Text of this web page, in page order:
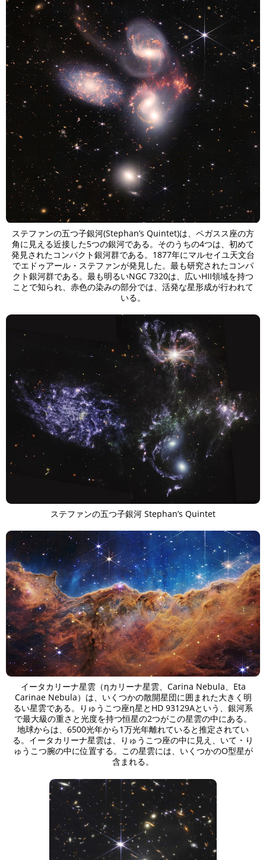
ステファンの五つ子銀河(Stephan’s Quintet)は、ペガスス座の方
角に見える近接した5つの銀河である。そのうちの4つは、初めて
発見されたコンパクト銀河群である。1877年にマルセイユ天文台
でエドゥアール・ステファンが発見した。最も研究されたコンパ
クト銀河群である。最も明るいNGC 7320は、広いHII領域を持つ
ことで知られ、赤色の染みの部分では、活発な星形成が行われて
いる。
ステファンの五つ子銀河 Stephan’s Quintet
イータカリーナ星雲（ηカリーナ星雲、Carina Nebula、Eta
Carinae Nebula）は、いくつかの散開星団に囲まれた大きく明
るい星雲である。りゅうこつ座η星とHD 93129Aという、銀河系
で最大級の重さと光度を持つ恒星の2つがこの星雲の中にある。
地球からは、6500光年から1万光年離れていると推定されてい
る。イータカリーナ星雲は、りゅうこつ座の中に見え、いて・り
ゅうこつ腕の中に位置する。この星雲には、いくつかのO型星が
含まれる。